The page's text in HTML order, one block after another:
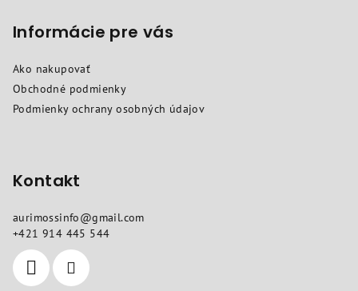
Informácie pre vás
Ako nakupovať
Obchodné podmienky
Podmienky ochrany osobných údajov
Kontakt
aurimossinfo@gmail.com
+421 914 445 544